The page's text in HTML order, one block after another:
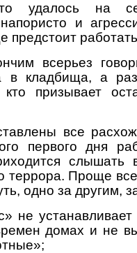
удалось на
и
всерьез
в кладбища, а
призывает
все
первого дня
слышать
террора. Проще
одно за другим,
не устанавливает
домах и не